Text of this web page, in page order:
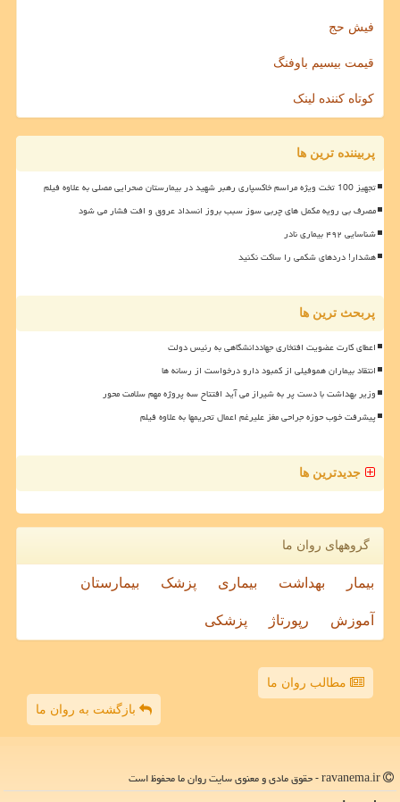
فیش حج
قیمت بیسیم باوفنگ
کوتاه کننده لینک
پربیننده ترین ها
تجهیز 100 تخت ویژه مراسم خاکسپاری رهبر شهید در بیمارستان صحرایی مصلی به علاوه فیلم
مصرف بی رویه مکمل های چربی سوز سبب بروز انسداد عروق و افت فشار می شود
شناسایی ۴۹۲ بیماری نادر
هشدار! دردهای شکمی را ساکت نکنید
پربحث ترین ها
اعطای کارت عضویت افتخاری جهاددانشگاهی به رئیس دولت
انتقاد بیماران هموفیلی از کمبود دارو درخواست از رسانه ها
وزیر بهداشت با دست پر به شیراز می آید افتتاح سه پروژه مهم سلامت محور
پیشرفت خوب حوزه جراحی مغز علیرغم اعمال تحریمها به علاوه فیلم
جدیدترین ها
گروههای روان ما
بیمار بهداشت بیماری پزشک بیمارستان
آموزش رپورتاژ پزشکی
مطالب روان ما
بازگشت به روان ما